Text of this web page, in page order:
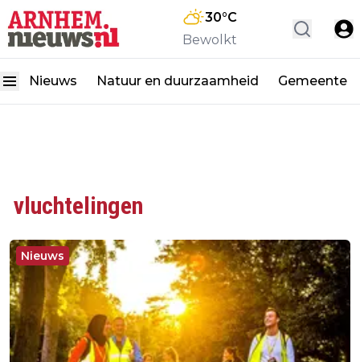
30°C
Bewolkt
Nieuws Natuur en duurzaamheid Gemeente
vluchtelingen
Nieuws